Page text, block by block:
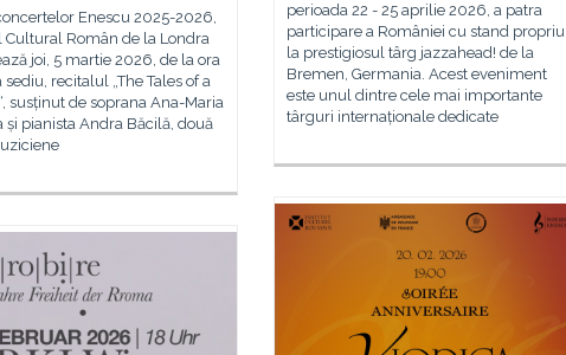
Enescu 2025-2026,
Cultural Român de la Londra
joi, 5 martie 2026, de la ora
sediu, recitalul „The Tales of a
susținut de soprana Ana-Maria
și pianista Andra Băcilă, două
perioada 22 - 25 aprilie 2026, a patra
participare a României cu stand propriu
la prestigiosul târg jazzahead! de la
Bremen, Germania. Acest eveniment
este unul dintre cele mai importante
târguri internaționale dedicate